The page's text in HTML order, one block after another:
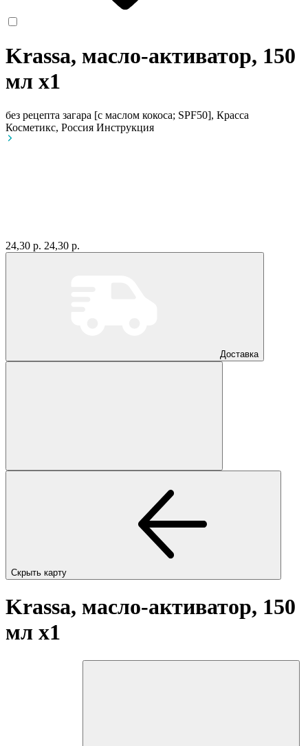
Krassa, масло-активатор, 150
мл x1
без рецепта загара [с маслом кокоса; SPF50], Красса
Косметикс, Россия Инструкция
24,30 р. 24,30 р.
Доставка
Скрыть карту
Krassa, масло-активатор, 150
мл x1